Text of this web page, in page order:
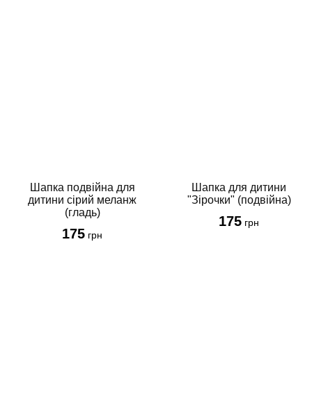
Шапка подвійна для
дитини сірий меланж
(гладь)
175 грн
Шапка для дитини
"Зірочки" (подвійна)
175 грн